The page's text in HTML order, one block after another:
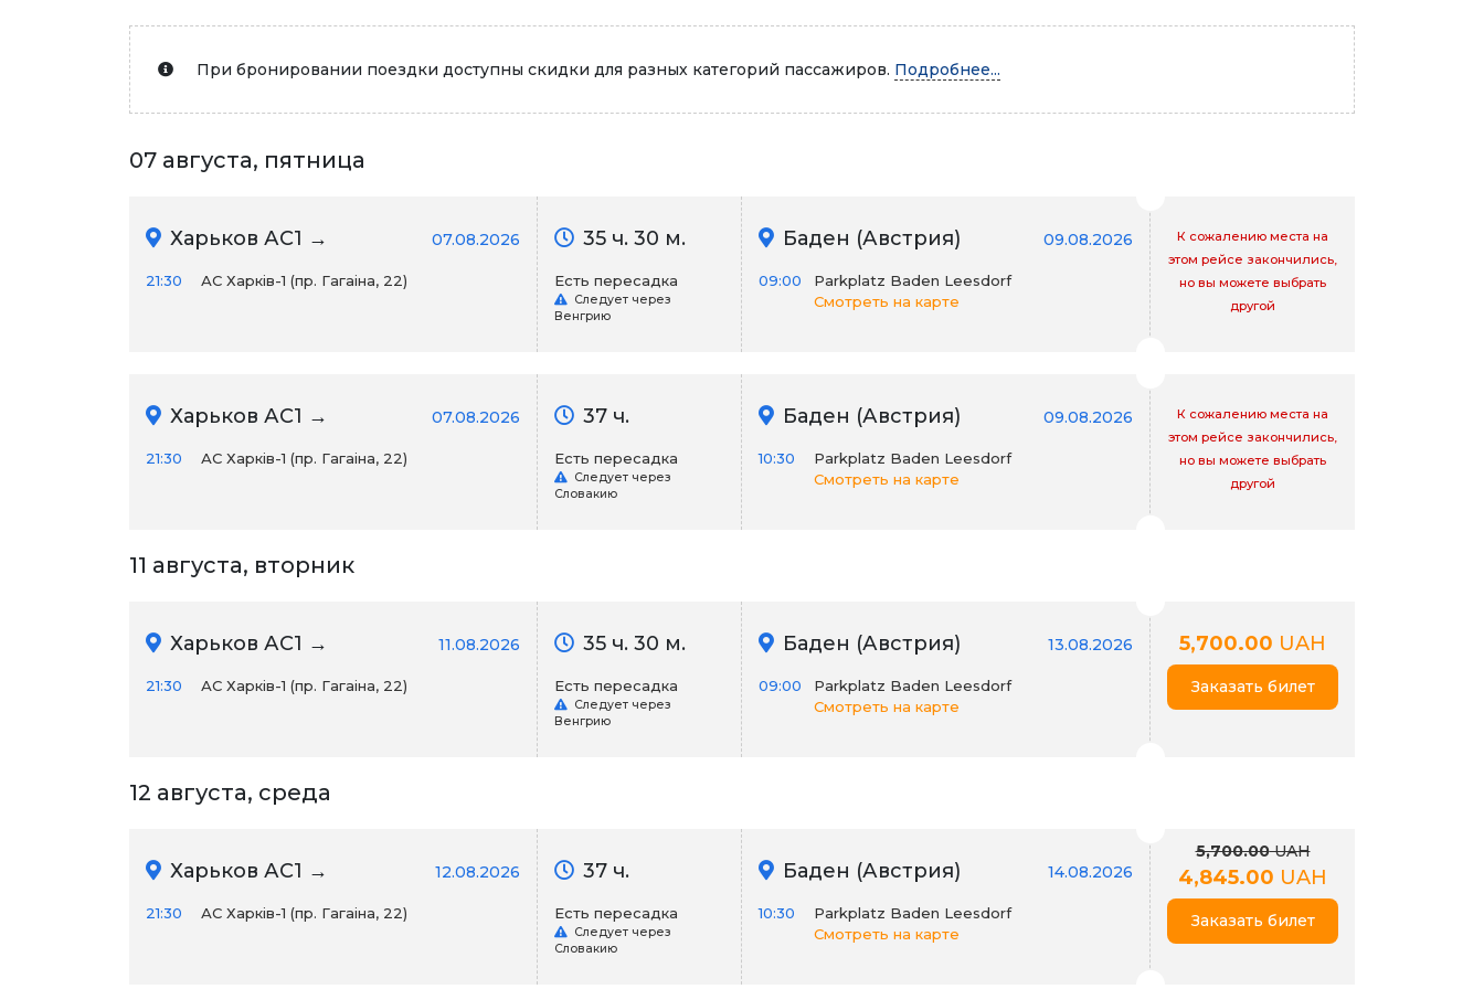
Автопарк
При бронировании поездки доступны скидки для разных категорий пассажиров. Подробнее...
07 августа, пятница
Харьков АС1 → 07.08.2026
21:30 АС Харків-1 (пр. Гагаіна, 22)
35 ч. 30 м.
Есть пересадка
Следует через
Венгрию
Баден (Австрия) 09.08.2026
09:00
Parkplatz Baden Leesdorf
Смотреть на карте
К сожалению места на
этом рейсе закончились,
но вы можете выбрать
другой
Харьков АС1 → 07.08.2026
21:30 АС Харків-1 (пр. Гагаіна, 22)
37 ч.
Есть пересадка
Следует через
Словакию
Баден (Австрия) 09.08.2026
10:30
Parkplatz Baden Leesdorf
Смотреть на карте
К сожалению места на
этом рейсе закончились,
но вы можете выбрать
другой
11 августа, вторник
Харьков АС1 → 11.08.2026
21:30 АС Харків-1 (пр. Гагаіна, 22)
35 ч. 30 м.
Есть пересадка
Следует через
Венгрию
Баден (Австрия) 13.08.2026
09:00
Parkplatz Baden Leesdorf
Смотреть на карте
5,700.00 UAH
Заказать билет
12 августа, среда
Харьков АС1 → 12.08.2026
21:30 АС Харків-1 (пр. Гагаіна, 22)
37 ч.
Есть пересадка
Следует через
Словакию
Баден (Австрия) 14.08.2026
10:30
Parkplatz Baden Leesdorf
Смотреть на карте
5,700.00UAH
4,845.00 UAH
Заказать билет